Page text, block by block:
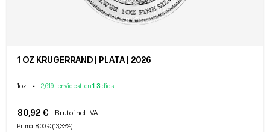
1 OZ KRUGERRAND | PLATA | 2026
1oz • 2,619 - envío est. en1-3 días
80,92 € Bruto incl. IVA
Prima: 8,00 € (13,33%)